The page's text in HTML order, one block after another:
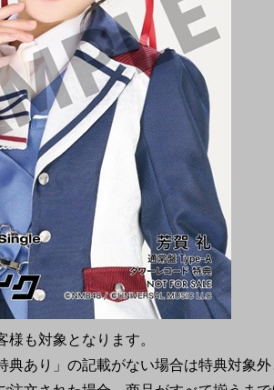
も対象となります。
あり」の記載がない場合は特典対象外